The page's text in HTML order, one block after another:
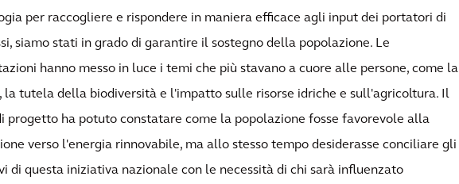
per raccogliere e rispondere in maniera efficace agli input dei portatori di
siamo stati in grado di garantire il sostegno della popolazione. Le
hanno messo in luce i temi che più stavano a cuore alle persone, come la
la tutela della biodiversità e l'impatto sulle risorse idriche e sull'agricoltura. Il
progetto ha potuto constatare come la popolazione fosse favorevole alla
verso l'energia rinnovabile, ma allo stesso tempo desiderasse conciliare gli
di questa iniziativa nazionale con le necessità di chi sarà influenzato